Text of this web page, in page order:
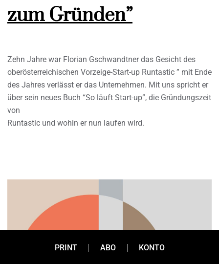
zum Gründen”
Zehn Jahre war Florian Gschwandtner das Gesicht des
oberösterreichischen Vorzeige-Start-up Runtastic ” mit Ende
des Jahres verlässt er das Unternehmen. Mit uns spricht er
über sein neues Buch “So läuft Start-up”, die Gründungszeit
von
Runtastic und wohin er nun laufen wird.
PRINT ABO KONTO